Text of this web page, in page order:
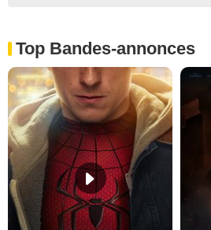
Top Bandes-annonces